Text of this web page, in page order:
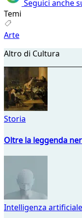
Seguici anche
Temi
Arte
Altro di Cultura
Storia
Oltre la leggenda
Intelligenza artificiale